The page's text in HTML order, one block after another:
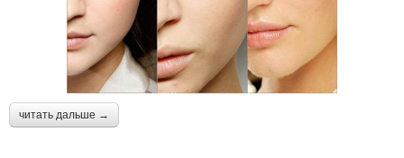
читать дальше →